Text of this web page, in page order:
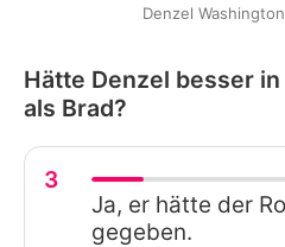
Denzel
Hätte Denzel besser
als Brad?
3
Ja, er hätte der
gegeben.